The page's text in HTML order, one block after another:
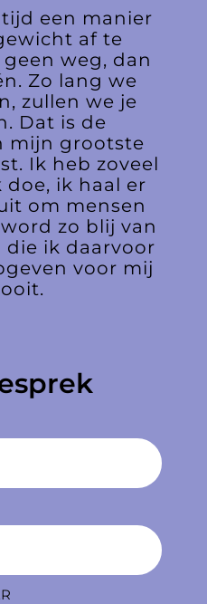
een manier
af te
weg, dan
Zo lang we
zullen we je
Dat is de
mijn grootste
Ik heb zoveel
ik haal er
om mensen
zo blij van
ik daarvoor
voor mij